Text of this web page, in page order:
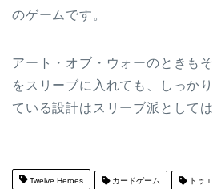
のゲームです。
アート・オブ・ウォーのときも
をスリーブに入れても、しっか
ている設計はスリーブ派として
Twelve Heroes カードゲーム トゥエ